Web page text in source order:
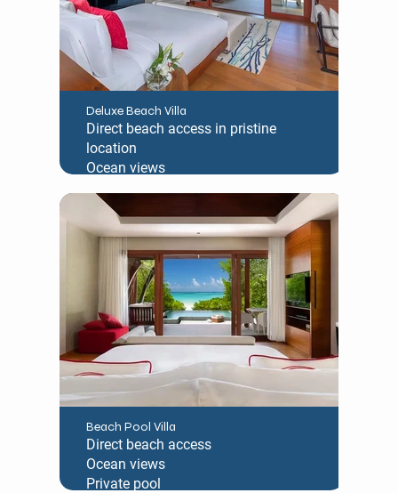
Deluxe Beach Villa
Direct beach access in pristine
location
Ocean views
Beach Pool Villa
Direct beach access
Ocean views
Private pool